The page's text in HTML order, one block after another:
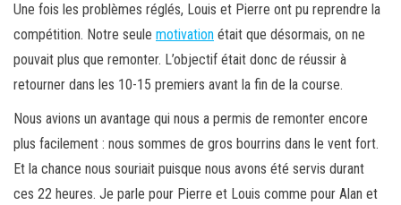
Une fois les problèmes réglés, Louis et Pierre ont pu reprendre la
compétition. Notre seule motivation était que désormais, on ne
pouvait plus que remonter. L’objectif était donc de réussir à
retourner dans les 10-15 premiers avant la fin de la course.
Nous avions un avantage qui nous a permis de remonter encore
plus facilement : nous sommes de gros bourrins dans le vent fort.
Et la chance nous souriait puisque nous avons été servis durant
ces 22 heures. Je parle pour Pierre et Louis comme pour Alan et